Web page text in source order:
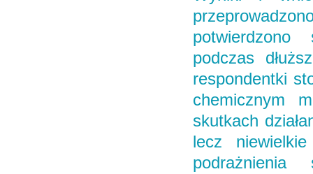
potwierdzono
podczas
respondentki
chemicznym
skutkach
lecz